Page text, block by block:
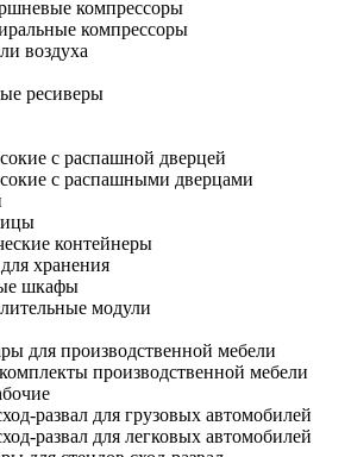
компрессоры
компрессоры
воздуха
ресиверы
с распашной дверцей
с распашными дверцами
контейнеры
хранения
шкафы
модули
для производственной мебели
производственной мебели
развал для грузовых автомобилей
развал для легковых автомобилей